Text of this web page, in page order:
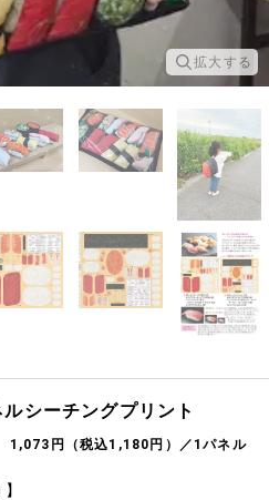
拡大する
シーチングプリント
1,073円（税込1,180円）／1パネル